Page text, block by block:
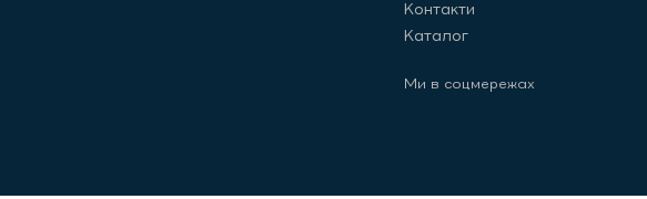
Контакти
Каталог
Ми в соцмережах